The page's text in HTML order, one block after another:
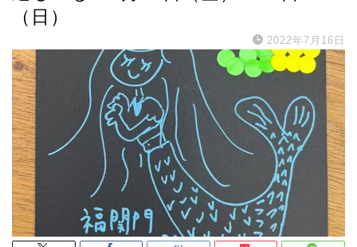
（日）
2022年7月16日